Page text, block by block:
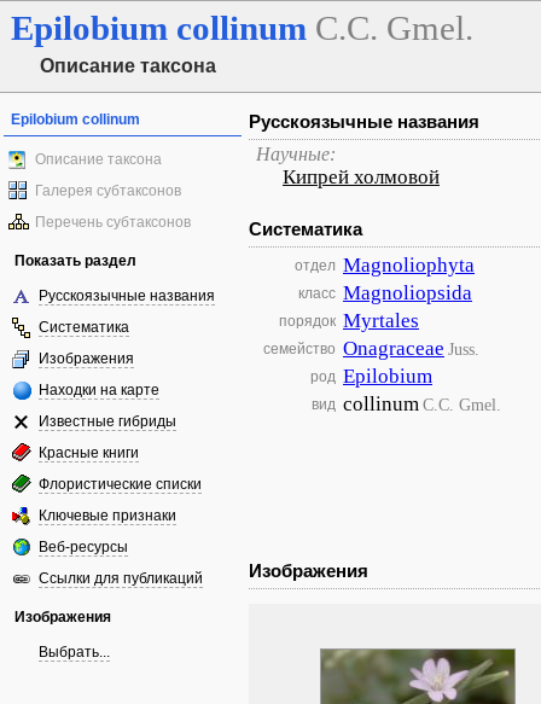
Epilobium collinum C.C. Gmel.
Описание таксона
Epilobium collinum
Описание таксона
Галерея субтаксонов
Перечень субтаксонов
Показать раздел
Русскоязычные названия
Систематика
Изображения
Находки на карте
Известные гибриды
Красные книги
Флористические списки
Ключевые признаки
Веб-ресурсы
Ссылки для публикаций
Изображения
Выбрать...
Русскоязычные названия
Научные:
Кипрей холмовой
Систематика
отдел Magnoliophyta
класс Magnoliopsida
порядок Myrtales
семейство Onagraceae Juss.
род Epilobium
вид collinumC.C. Gmel.
Изображения